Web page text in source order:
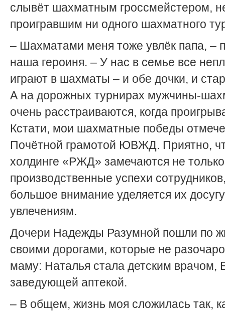
слывёт шахматным гроссмейстером,
проигравшим ни одного шахматного
– Шахматами меня тоже увлёк папа, –
наша героиня. – У нас в семье все
играют в шахматы – и обе дочки, и
А на дорожных турнирах мужчины-
очень расстраиваются, когда
Кстати, мои шахматные победы
Почётной грамотой ЮВЖД. Приятно,
холдинге «РЖД» замечаются не только
производственные успехи
большое внимание уделяется их
увлечениям.
Дочери Надежды Разумной пошли по
своими дорогами, которые не
маму: Наталья стала детским врачом,
заведующей аптекой.
– В общем, жизнь моя сложилась так,